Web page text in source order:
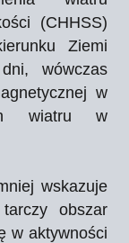
(CHHSS)
Ziemi
wówczas
w
wiatru w
wskazuje
obszar
w aktywności